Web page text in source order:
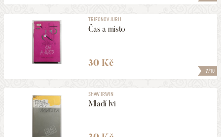
7/10
TRIFONOV JURIJ
Čas a místo
30 Kč
SHAW IRWIN
Mladí lvi